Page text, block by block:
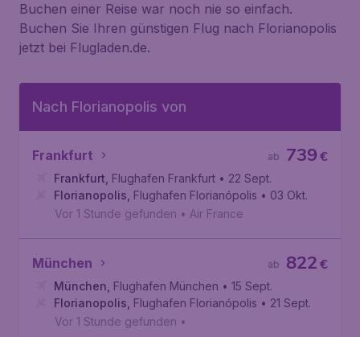
Buchen einer Reise war noch nie so einfach.
Buchen Sie Ihren günstigen Flug nach Florianopolis
jetzt bei Flugladen.de.
Nach Florianopolis von
Frankfurt €
739
ab
Frankfurt Flughafen Frankfurt • 22 Sept.
Florianopolis Flughafen Florianópolis • 03 Okt.
Vor 1 Stunde gefunden • Air France
München €
822
ab
München Flughafen München • 15 Sept.
Florianopolis Flughafen Florianópolis • 21 Sept.
Vor 1 Stunde gefunden •